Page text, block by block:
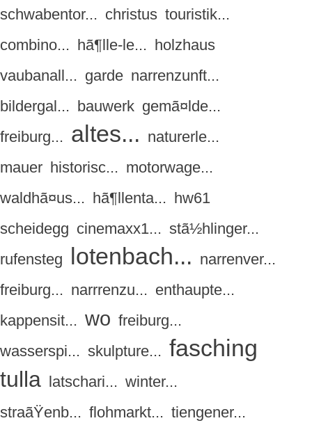
schwabentor... christus touristik...
combino... hã¶lle-le... holzhaus
vaubanall... garde narrenzunft...
bildergal... bauwerk gemã¤lde...
freiburg... altes... naturerle...
mauer historisc... motorwage...
waldhã¤us... hã¶llenta... hw61
scheidegg cinemaxx1... stã½hlinger...
rufensteg lotenbach... narrenver...
freiburg... narrrenzu... enthaupte...
kappensit... wo freiburg...
wasserspi... skulpture... fasching
tulla latschari... winter...
straãŸenb... flohmarkt... tiengener...